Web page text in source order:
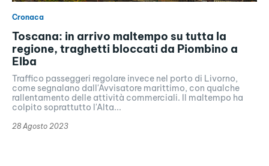
Cronaca
Toscana: in arrivo maltempo su tutta la
regione, traghetti bloccati da Piombino a
Elba
Traffico passeggeri regolare invece nel porto di Livorno,
come segnalano dall'Avvisatore marittimo, con qualche
rallentamento delle attività commerciali. Il maltempo ha
colpito soprattutto l'Alta...
28 Agosto 2023